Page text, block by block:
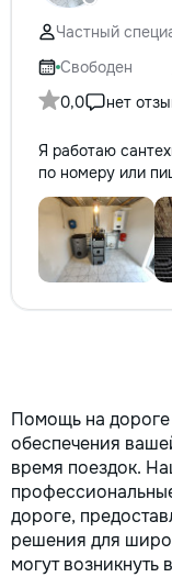
Частный
Свободен
0,0
нет
Я работаю
по номеру или
Помощь на
обеспечения
время поездок.
дороге,
решения для
могут возникнуть